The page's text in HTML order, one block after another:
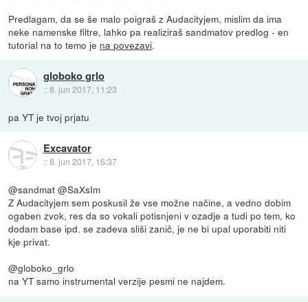
Predlagam, da se še malo poigraš z Audacityjem, mislim da ima
neke namenske filtre, lahko pa realiziraš sandmatov predlog - en
tutorial na to temo je na povezavi.
globoko grlo
::8. jun 2017, 11:23
pa YT je tvoj prjatu
Excavator
::8. jun 2017, 16:37
@sandmat @SaXsIm
Z Audacityjem sem poskusil že vse možne načine, a vedno dobim
ogaben zvok, res da so vokali potisnjeni v ozadje a tudi po tem, ko
dodam base ipd. se zadeva sliši zanič, je ne bi upal uporabiti niti
kje privat.
@globoko_grlo
na YT samo instrumental verzije pesmi ne najdem.